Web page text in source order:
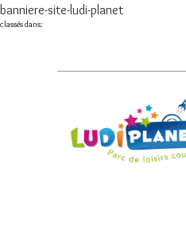
banniere-site-ludi-planet
classés dans: